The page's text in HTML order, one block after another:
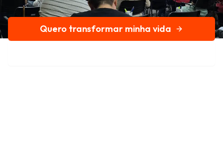
Quero transformar minha vida